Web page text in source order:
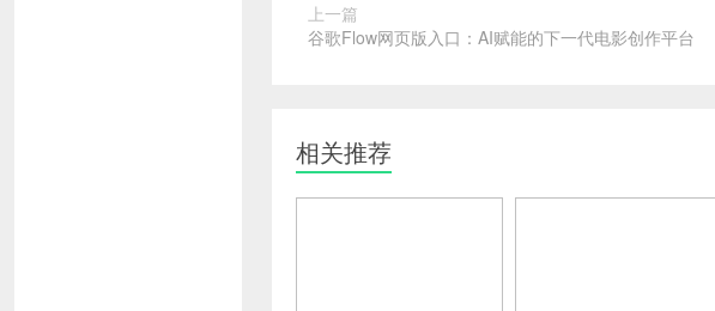
上一篇
谷歌Flow网页版入口：AI赋能的下一代电影创作平台
相关推荐